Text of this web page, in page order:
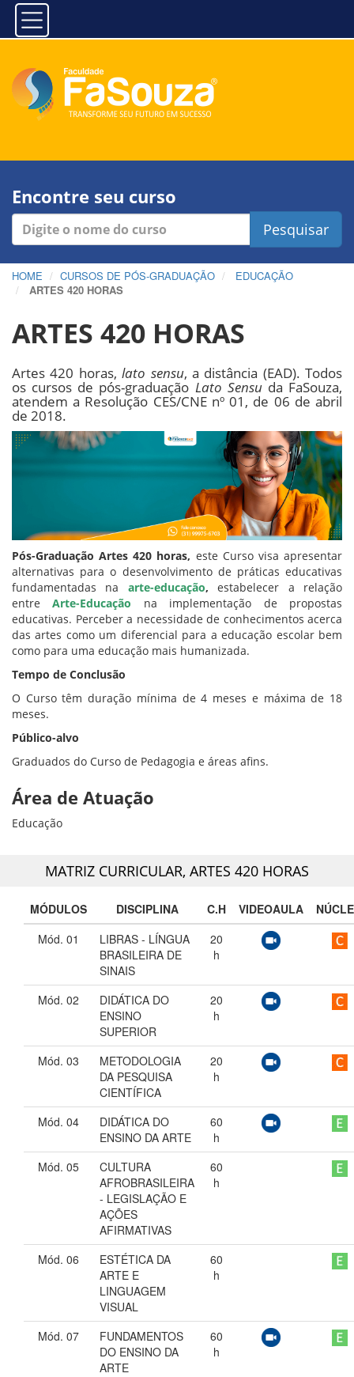
Encontre seu curso
Pesquisar
HOME CURSOS DE PÓS-GRADUAÇÃO
EDUCAÇÃO
ARTES 420 HORAS
ARTES 420 HORAS
Artes 420 horas,lato sensu, a distância (EAD). Todos
os cursos de pós-graduação Lato Sensuda FaSouza,
atendem a Resolução CES/CNE nº 01, de 06 de abril
de 2018.
Pós-Graduação Artes 420 horas, este Curso visa apresentar
alternativas para o desenvolvimento de práticas educativas
fundamentadas na arte-educação, estabelecer a relação
entreArte-Educação na implementação de propostas
educativas. Perceber a necessidade de conhecimentos acerca
das artes como um diferencial para a educação escolar bem
como para uma educação mais humanizada.
Tempo de Conclusão
O Curso têm duração mínima de 4 meses e máxima de 18
meses.
Público-alvo
Graduados do Curso de Pedagogia e áreas afins.
Área de Atuação
Educação
MATRIZ CURRICULAR, ARTES 420 HORAS
MÓDULOS DISCIPLINA C.H VIDEOAULA
Mód. 01
LIBRAS - LÍNGUA
BRASILEIRA DE
SINAIS
20
h
Mód. 02
DIDÁTICA DO
ENSINO
SUPERIOR
20
h
Mód. 03
METODOLOGIA
DA PESQUISA
CIENTÍFICA
20
h
Mód. 04
DIDÁTICA DO
ENSINO DA ARTE
60
h
Mód. 05
CULTURA
AFROBRASILEIRA
- LEGISLAÇÃO E
AÇÕES
AFIRMATIVAS
60
h
Mód. 06
ESTÉTICA DA
ARTE E
LINGUAGEM
VISUAL
60
h
Mód. 07
FUNDAMENTOS
DO ENSINO DA
ARTE
60
h